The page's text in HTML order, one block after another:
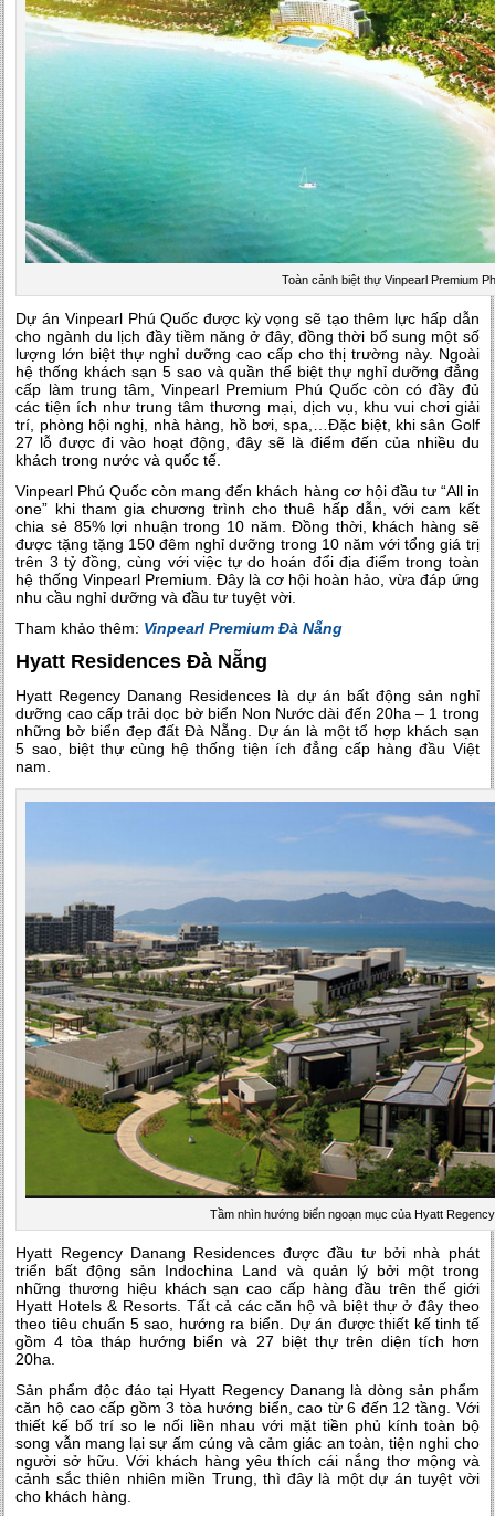
Toàn cảnh biệt thự Vinpearl Premium
Dự án Vinpearl Phú Quốc được kỳ vọng sẽ tạo thêm lực hấp dẫn
cho ngành du lịch đầy tiềm năng ở đây, đồng thời bổ sung một số
lượng lớn biệt thự nghỉ dưỡng cao cấp cho thị trường này. Ngoài
hệ thống khách sạn 5 sao và quần thể biệt thự nghỉ dưỡng đẳng
cấp làm trung tâm, Vinpearl Premium Phú Quốc còn có đầy đủ
các tiện ích như trung tâm thương mại, dịch vụ, khu vui chơi giải
trí, phòng hội nghị, nhà hàng, hồ bơi, spa,…Đặc biệt, khi sân Golf
27 lỗ được đi vào hoạt động, đây sẽ là điểm đến của nhiều du
khách trong nước và quốc tế.
Vinpearl Phú Quốc còn mang đến khách hàng cơ hội đầu tư “All in
one” khi tham gia chương trình cho thuê hấp dẫn, với cam kết
chia sẻ 85% lợi nhuận trong 10 năm. Đồng thời, khách hàng sẽ
được tặng tặng 150 đêm nghỉ dưỡng trong 10 năm với tổng giá trị
trên 3 tỷ đồng, cùng với việc tự do hoán đổi địa điểm trong toàn
hệ thống Vinpearl Premium. Đây là cơ hội hoàn hảo, vừa đáp ứng
nhu cầu nghỉ dưỡng và đầu tư tuyệt vời.
Tham khảo thêm: Vinpearl Premium Đà Nẵng
Hyatt Residences Đà Nẵng
Hyatt Regency Danang Residences là dự án bất động sản nghỉ
dưỡng cao cấp trải dọc bờ biển Non Nước dài đến 20ha – 1 trong
những bờ biển đẹp đất Đà Nẵng. Dự án là một tổ hợp khách sạn
5 sao, biệt thự cùng hệ thống tiện ích đẳng cấp hàng đầu Việt
nam.
Tầm nhìn hướng biển ngoạn mục của Hyatt
Hyatt Regency Danang Residences được đầu tư bởi nhà phát
triển bất động sản Indochina Land và quản lý bởi một trong
những thương hiệu khách sạn cao cấp hàng đầu trên thế giới
Hyatt Hotels & Resorts. Tất cả các căn hộ và biệt thự ở đây theo
theo tiêu chuẩn 5 sao, hướng ra biển. Dự án được thiết kế tinh tế
gồm 4 tòa tháp hướng biển và 27 biệt thự trên diện tích hơn
20ha.
Sản phẩm độc đáo tại Hyatt Regency Danang là dòng sản phẩm
căn hộ cao cấp gồm 3 tòa hướng biển, cao từ 6 đến 12 tầng. Với
thiết kế bố trí so le nối liền nhau với mặt tiền phủ kính toàn bộ
song vẫn mang lại sự ấm cúng và cảm giác an toàn, tiện nghi cho
người sở hữu. Với khách hàng yêu thích cái nắng thơ mộng và
cảnh sắc thiên nhiên miền Trung, thì đây là một dự án tuyệt vời
cho khách hàng.